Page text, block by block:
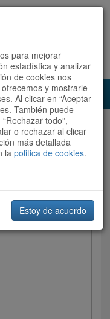
Español Català
Més recents/ Dificultat
para mejorar
estadística y analizar
de cookies nos
y mostrarle
Al clicar en “Aceptar
También puede
todo”,
o rechazar al clicar
más detallada
lapolitica de cookies.
Estoy de acuerdo